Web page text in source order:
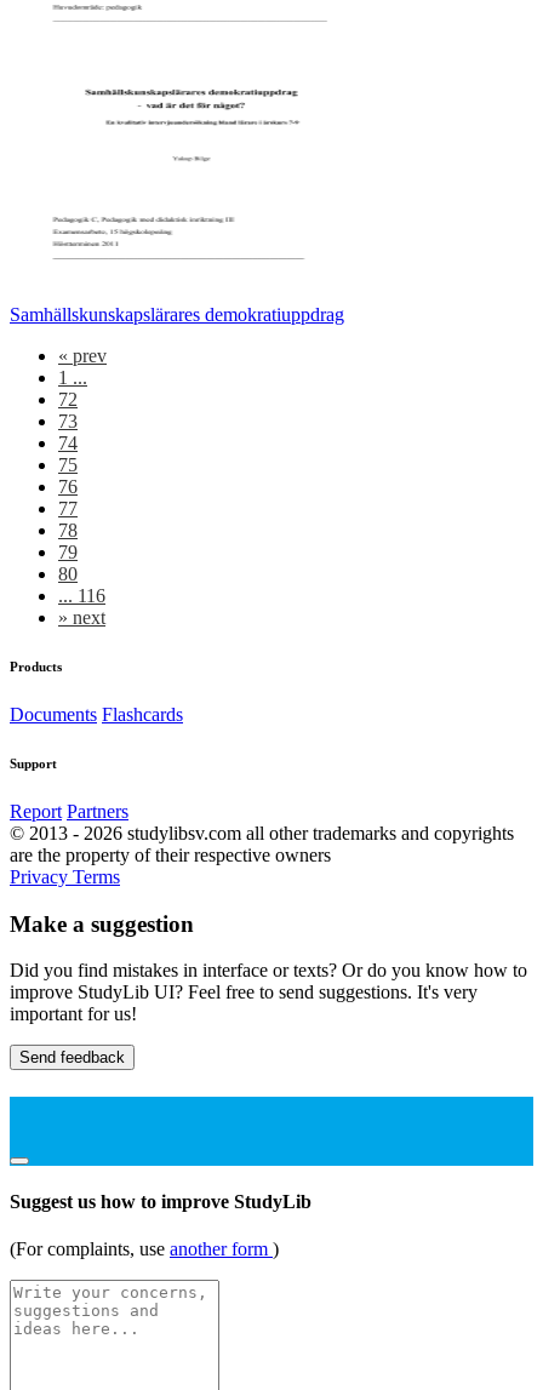
Samhällskunskapslärares demokratiuppdrag
« prev
1 ...
72
73
74
75
76
77
78
79
80
... 116
» next
Products
Documents Flashcards
Support
Report Partners
© 2013 - 2026 studylibsv.com all other trademarks and copyrights
are the property of their respective owners
Privacy Terms
Make a suggestion
Did you find mistakes in interface or texts? Or do you know how to
improve StudyLib UI? Feel free to send suggestions. It's very
important for us!
Send feedback
Suggest us how to improve StudyLib
(For complaints, use another form )